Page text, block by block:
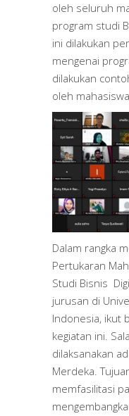
oleh seluruh
program studi
ini dilakukan
mengenai
dilakukan
oleh
Dalam rangka
Pertukaran
Studi Bisnis
jurusan di
Indonesia, ikut
kegiatan ini.
dilaksanakan
Merdeka.
memfasilitasi